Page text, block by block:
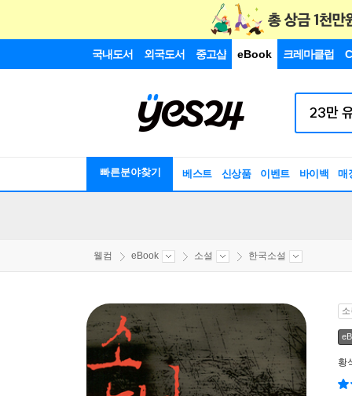
국내도서 외국도서 중고샵 eBook 크레마클럽
빠른분야찾기 베스트 신상품 이벤트 바이백 매
웰컴 eBook 소설 한국소설
황